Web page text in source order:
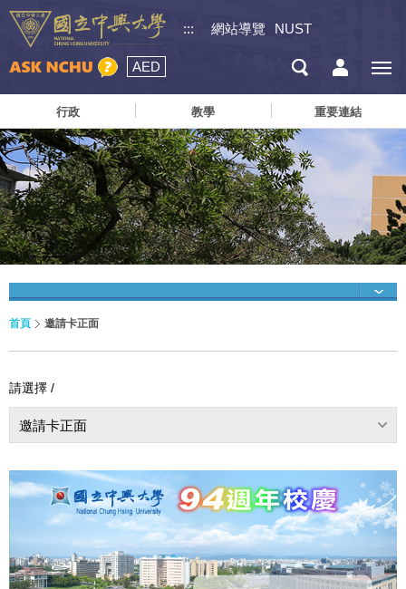
::: 網站導覽 NUST
AED
行政 教學 重要連結
首頁 邀請卡正面
請選擇 /
邀請卡正面